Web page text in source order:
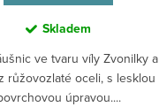
Skladem
ve tvaru víly Zvonilky a
růžovozlaté oceli, s lesklou
úpravou....